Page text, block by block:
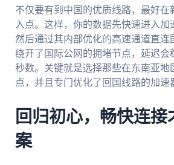
不仅要有到中国的优质线路，最好在
入点。这样，你的数据先快速进入加
然后通过其内部优化的高速通道直连
绕开了国际公网的拥堵节点，延迟会
秒数。关键就是选择那些在东南亚地
点，并且专门优化了回国线路的加速
回归初心，畅快连接
案